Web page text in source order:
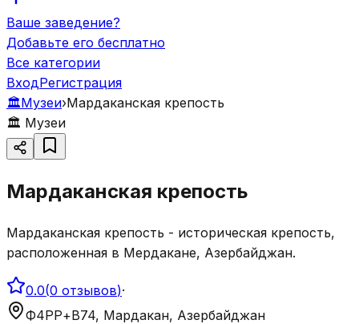
Ваше заведение?
Добавьте его бесплатно
Все категории
ВходРегистрация
🏛️Музеи›Мардаканская крепость
🏛️ Музеи
Мардаканская крепость
Мардаканская крепость - историческая крепость,
расположенная в Мердакане, Азербайджан.
0.0(0 отзывов)·
Ф4РР+В74, Мардакан, Азербайджан